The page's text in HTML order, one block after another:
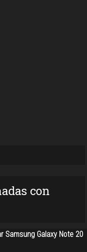
con
Samsung Galaxy Note 20